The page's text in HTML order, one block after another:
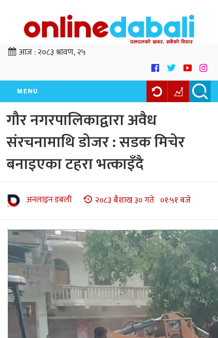
आज :२०८३ श्रावण, २५
MENU
गौर नगरपालिकाद्वारा अवैध
संरचनामाथि डोजर : सडक मिचेर
बनाइएका टहरा भत्काइँदै
अनलाइन डबली २०८३ बैशाख ३० गते ०१:५१ बजे